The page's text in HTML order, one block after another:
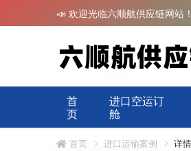
📣 欢迎光临六顺航供应链网站
首
页
进口空运订
舱
首页 进口运输案例 详情